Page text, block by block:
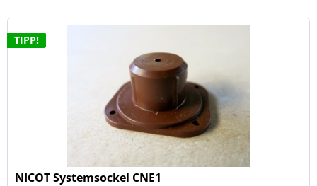
TIPP!
NICOT Systemsockel CNE1